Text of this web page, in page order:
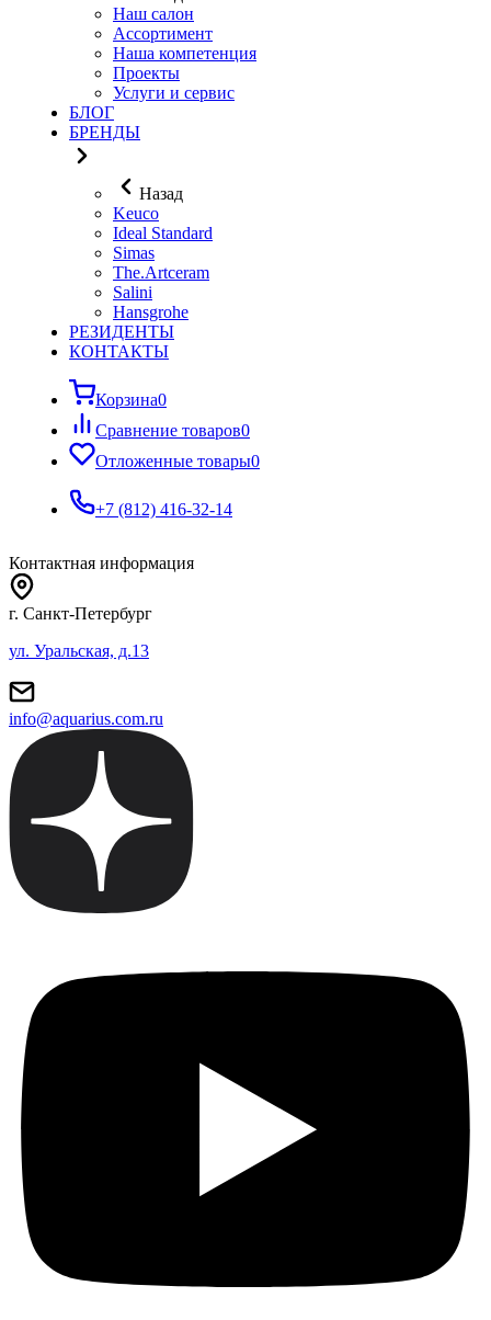
Наш салон
Ассортимент
Наша компетенция
Проекты
Услуги и сервис
БЛОГ
БРЕНДЫ
Назад
Keuco
Ideal Standard
Simas
The.Artceram
Salini
Hansgrohe
РЕЗИДЕНТЫ
КОНТАКТЫ
Корзина0
Сравнение товаров0
Отложенные товары0
+7 (812) 416-32-14
Контактная информация
г. Санкт-Петербург
ул. Уральская, д.13
info@aquarius.com.ru